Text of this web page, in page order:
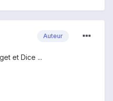
Auteur
et Dice ...